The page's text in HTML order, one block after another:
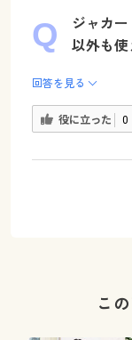
ジャカ
以外も
回答を見る
役に立った 0
こ